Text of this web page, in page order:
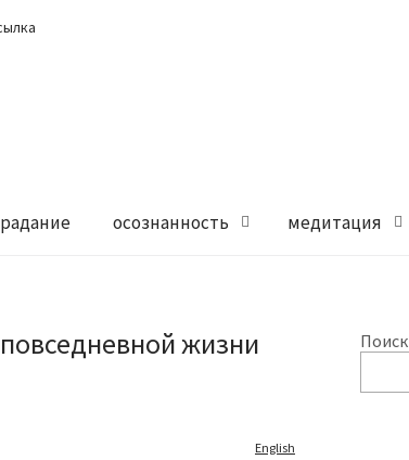
осознанность медитация
жизни
English
Поиск